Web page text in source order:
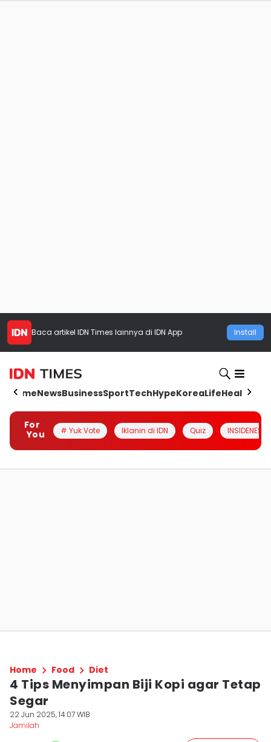
Baca artikel IDN Times lainnya di IDN App Install
HomeNewsBusinessSportTechHypeKoreaLifeHealth
For
You
# Yuk Vote Iklanin di IDN Quiz INSIDENESIA
Home Food Diet
4 Tips Menyimpan Biji Kopi agar Tetap
Segar
22 Jun 2025, 14:07 WIB
Jamilah